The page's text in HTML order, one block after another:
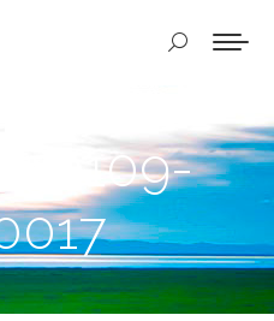
Buscar: